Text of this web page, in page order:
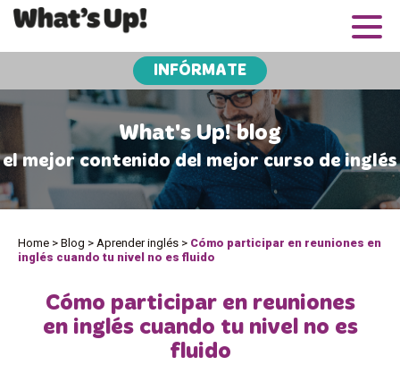
INFÓRMATE
What's Up! blog
el mejor contenido del mejor curso de inglés
Home > Blog > Aprender inglés > Cómo participar en reuniones en
inglés cuando tu nivel no es fluido
Cómo participar en reuniones
en inglés cuando tu nivel no es
fluido